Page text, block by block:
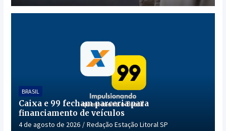
BRASIL
Caixa e 99 fecham parceria para
financiamento de veículos
4 de agosto de 2026 Redação Estação Litoral SP